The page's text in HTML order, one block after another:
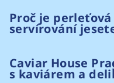
Proč je
servírování
Caviar House
s kaviárem a